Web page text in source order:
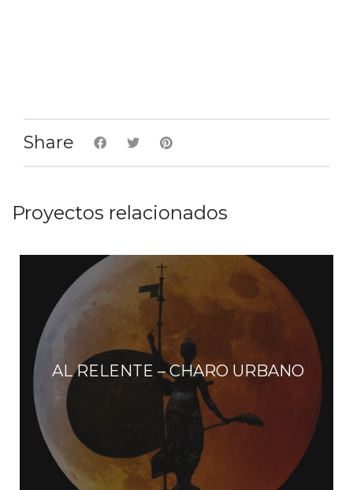
Share
Proyectos relacionados
AL RELENTE – CHARO URBANO